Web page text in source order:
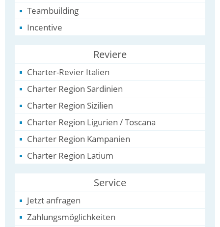
Teambuilding
Incentive
Reviere
Charter-Revier Italien
Charter Region Sardinien
Charter Region Sizilien
Charter Region Ligurien / Toscana
Charter Region Kampanien
Charter Region Latium
Service
Jetzt anfragen
Zahlungsmöglichkeiten